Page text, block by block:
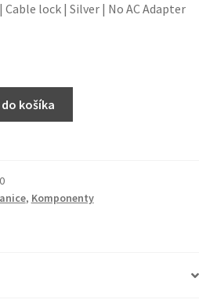
lock | Silver | No AC Adapter
košíka
, Komponenty